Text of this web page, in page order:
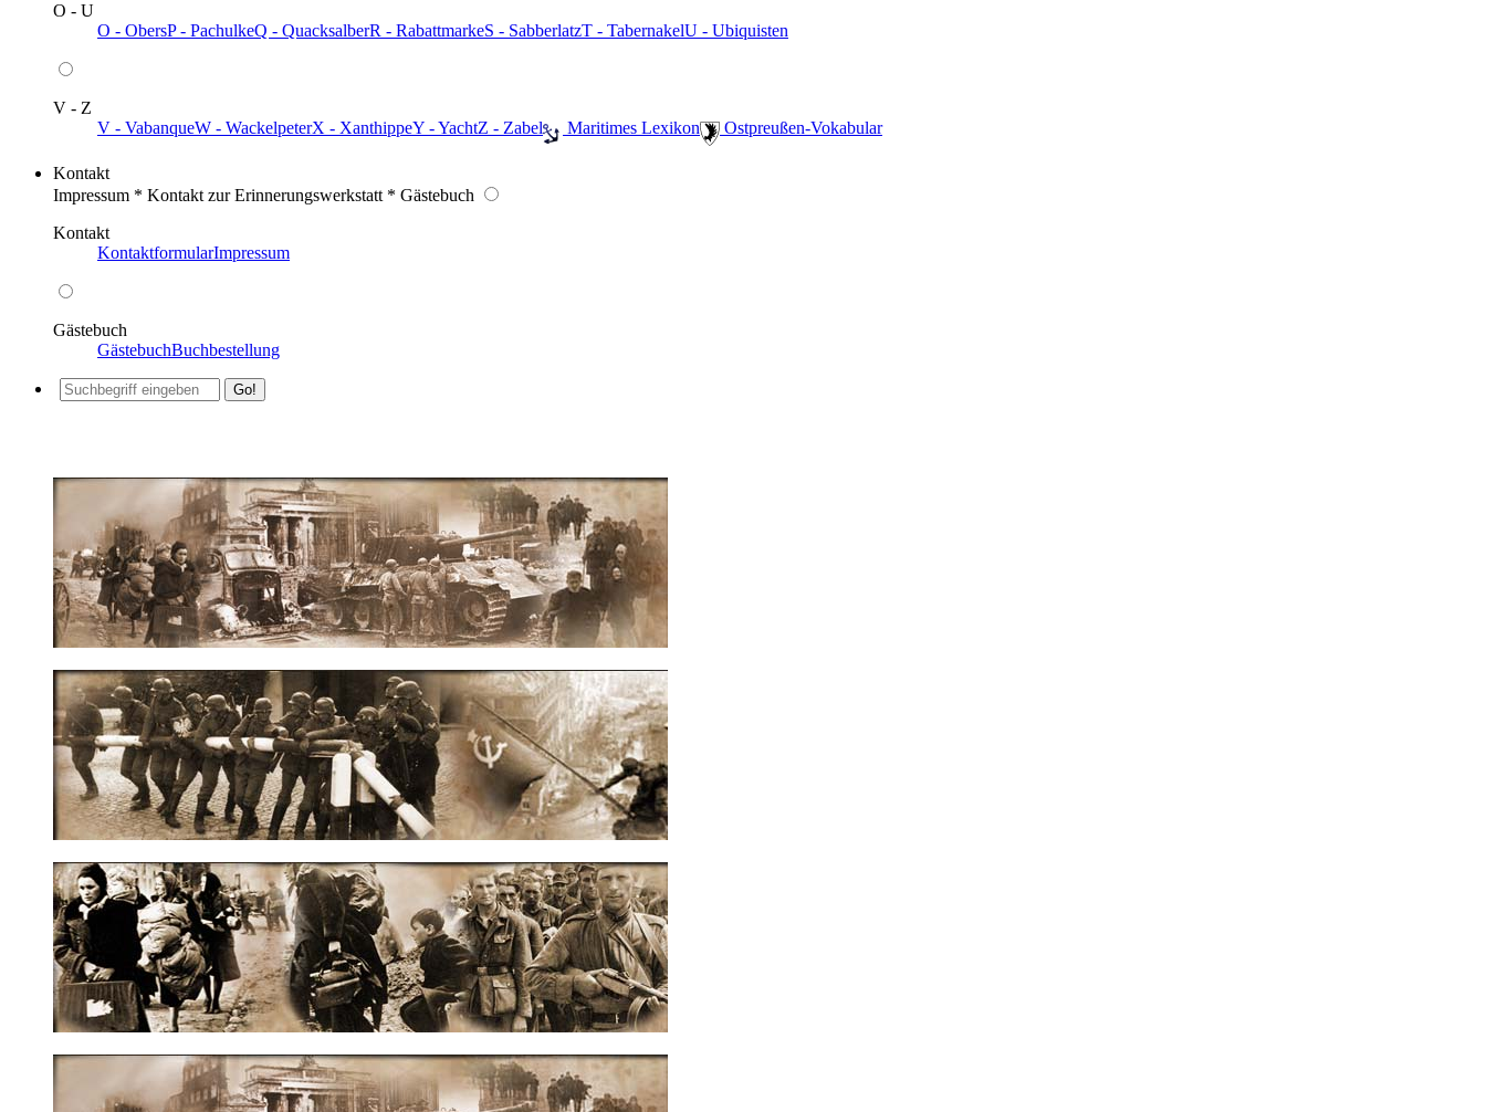
O - U
O - ObersP - PachulkeQ - QuacksalberR - RabattmarkeS - SabberlatzT - TabernakelU - Ubiquisten
V - Z
V - VabanqueW - WackelpeterX - XanthippeY - YachtZ - Zabel ️ Maritimes Lexikon ️ Ostpreußen-Vokabular
Kontakt
Impressum * Kontakt zur Erinnerungswerkstatt * Gästebuch
Kontakt
KontaktformularImpressum
Gästebuch
GästebuchBuchbestellung